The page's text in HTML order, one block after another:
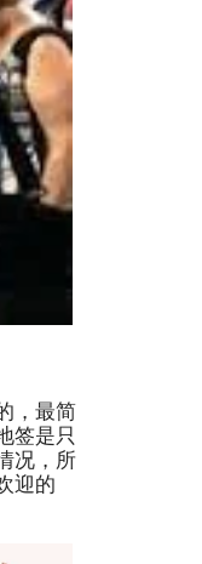
，最简
签是只
况，所
迎的